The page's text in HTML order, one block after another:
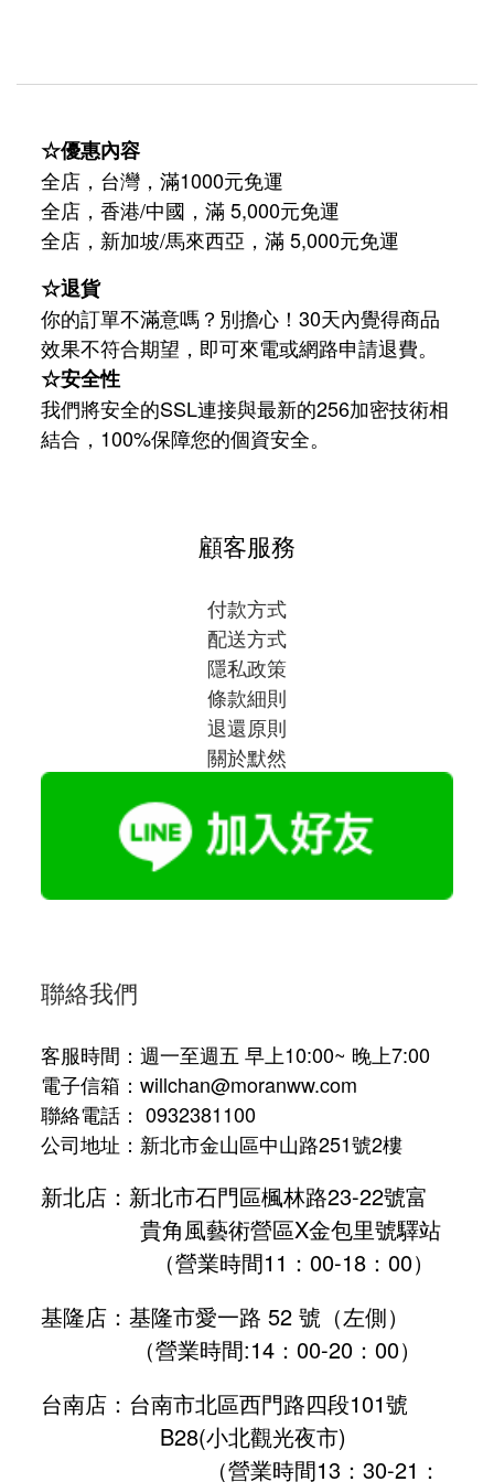
☆優惠內容
全店，台灣，滿1000元免運
全店，香港/中國，滿 5,000元免運
全店，新加坡/馬來西亞，滿 5,000元免運
☆退貨
你的訂單不滿意嗎？別擔心！30天內覺得商品
效果不符合期望，即可來電或網路申請退費。
☆安全性
我們將安全的SSL連接與最新的256加密技術相
結合，100%保障您的個資安全。
顧客服務
付款方式
配送方式
隱私政策
條款細則
退還原則
關於默然
聯絡我們
客服時間：週一至週五 早上10:00~ 晚上7:00
電子信箱：willchan@moranww.com
聯絡電話： 0932381100
公司地址：新北市金山區中山路251號2樓
新北店：新北市石門區楓林路23-22號富
貴角風藝術營區X金包里號驛站
（營業時間11：00-18：00）
基隆店：基隆市愛一路 52 號（左側）
（營業時間:14：00-20：00）
台南店：台南市北區西門路四段101號
B28(小北觀光夜市)
（營業時間13：30-21：